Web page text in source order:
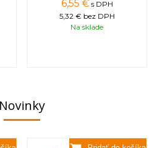
6,55 € s DPH
5,32 € bez DPH
Na sklade
Novinky